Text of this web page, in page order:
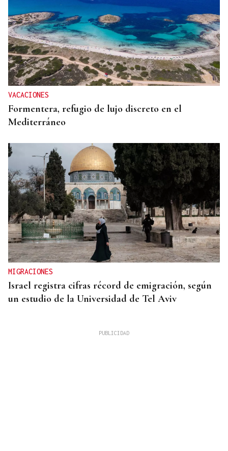
VACACIONES
Formentera, refugio de lujo discreto en el
Mediterráneo
MIGRACIONES
Israel registra cifras récord de emigración, según
un estudio de la Universidad de Tel Aviv